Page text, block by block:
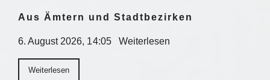
Aus Ämtern und Stadtbezirken
6. August 2026, 14:05 Weiterlesen
Weiterlesen